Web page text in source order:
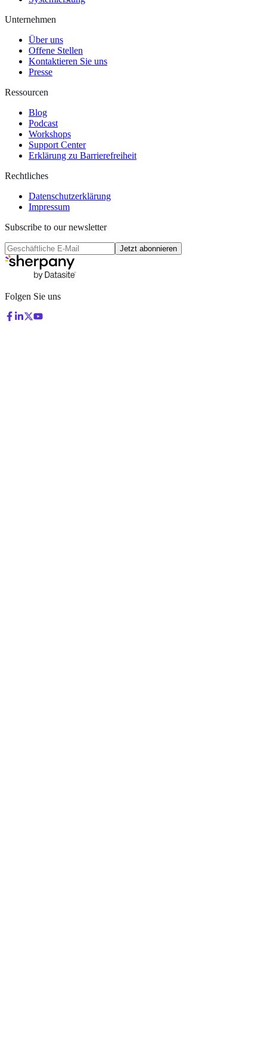
Unternehmen
Über uns
Offene Stellen
Kontaktieren Sie uns
Presse
Ressourcen
Blog
Podcast
Workshops
Support Center
Erklärung zu Barrierefreiheit
Rechtliches
Datenschutzerklärung
Impressum
Subscribe to our newsletter
Jetzt abonnieren
Folgen Sie uns